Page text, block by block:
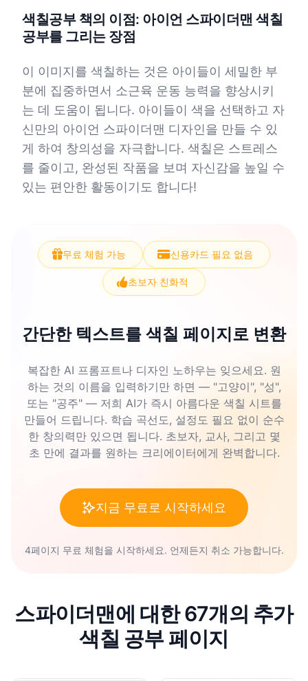
색칠공부 책의 이점: 아이언 스파이더맨 색칠
공부를 그리는 장점
이 이미지를 색칠하는 것은 아이들이 세밀한 부
분에 집중하면서 소근육 운동 능력을 향상시키
는 데 도움이 됩니다. 아이들이 색을 선택하고 자
신만의 아이언 스파이더맨 디자인을 만들 수 있
게 하여 창의성을 자극합니다. 색칠은 스트레스
를 줄이고, 완성된 작품을 보며 자신감을 높일 수
있는 편안한 활동이기도 합니다!
무료 체험 가능 신용카드 필요 없음
초보자 친화적
간단한 텍스트를 색칠 페이지로 변환
복잡한 AI 프롬프트나 디자인 노하우는 잊으세요. 원
하는 것의 이름을 입력하기만 하면 — "고양이", "성",
또는 "공주" — 저희 AI가 즉시 아름다운 색칠 시트를
만들어 드립니다. 학습 곡선도, 설정도 필요 없이 순수
한 창의력만 있으면 됩니다. 초보자, 교사, 그리고 몇
초 만에 결과를 원하는 크리에이터에게 완벽합니다.
지금 무료로 시작하세요
4페이지 무료 체험을 시작하세요. 언제든지 취소 가능합니다.
스파이더맨에 대한 67개의 추가
색칠 공부 페이지